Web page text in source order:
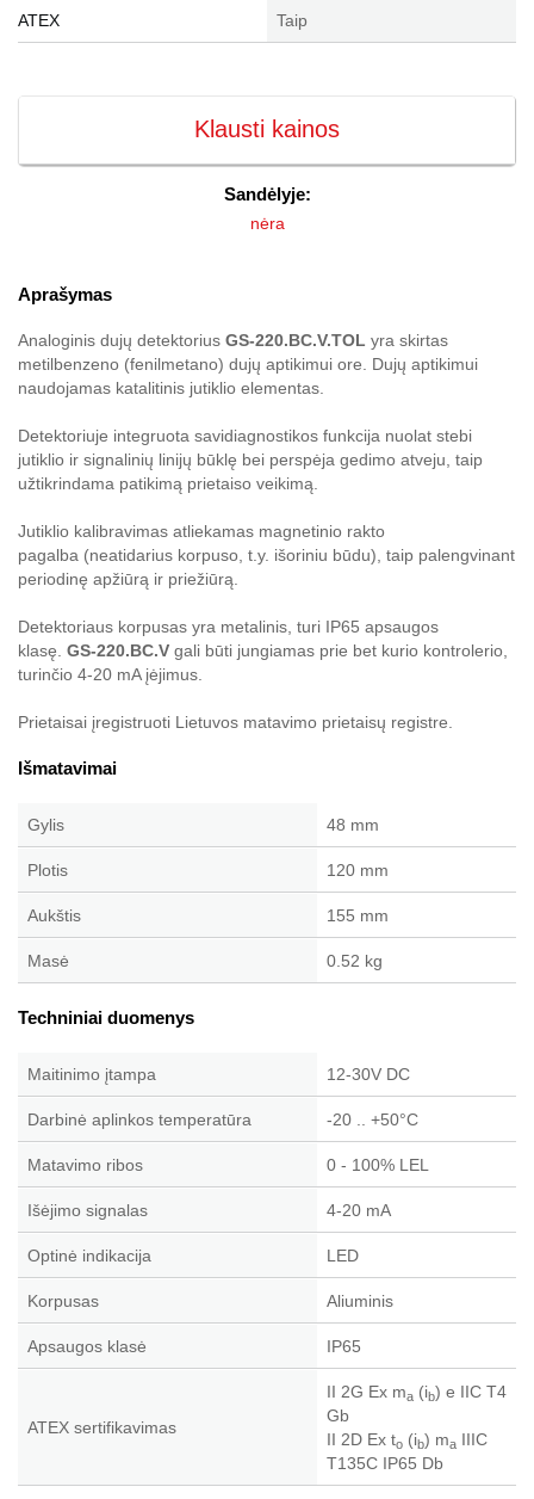
ATEX Taip
Klausti kainos
Sandėlyje:
nėra
Aprašymas
Analoginis dujų detektorius GS-220.BC.V.TOL yra skirtas
metilbenzeno (fenilmetano) dujų aptikimui ore. Dujų aptikimui
naudojamas katalitinis jutiklio elementas.
Detektoriuje integruota savidiagnostikos funkcija nuolat stebi
jutiklio ir signalinių linijų būklę bei perspėja gedimo atveju, taip
užtikrindama patikimą prietaiso veikimą.
Jutiklio kalibravimas atliekamas magnetinio rakto
pagalba (neatidarius korpuso, t.y. išoriniu būdu), taip palengvinant
periodinę apžiūrą ir priežiūrą.
Detektoriaus korpusas yra metalinis, turi IP65 apsaugos
klasę. GS-220.BC.V gali būti jungiamas prie bet kurio kontrolerio,
turinčio 4-20 mA įėjimus.
Prietaisai įregistruoti Lietuvos matavimo prietaisų registre.
Išmatavimai
Gylis 48 mm
Plotis 120 mm
Aukštis 155 mm
Masė 0.52 kg
Techniniai duomenys
Maitinimo įtampa 12-30V DC
Darbinė aplinkos temperatūra -20 .. +50°C
Matavimo ribos 0 - 100% LEL
Išėjimo signalas 4-20 mA
Optinė indikacija LED
Korpusas Aliuminis
Apsaugos klasė IP65
ATEX sertifikavimas
II 2G Ex ma (ib) e IIC T4
Gb
II 2D Ex to (ib) ma IIIC
T135C IP65 Db